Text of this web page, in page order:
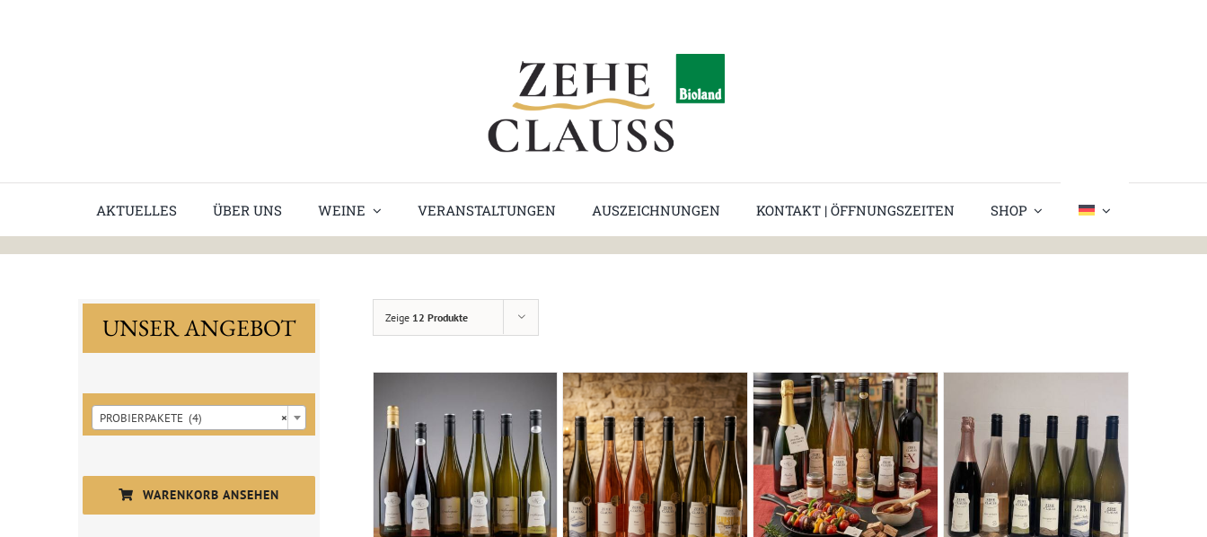
AKTUELLES ÜBER UNS WEINE VERANSTALTUNGEN AUSZEICHNUNGEN KONTAKT | ÖFFNUNGSZEITEN SHOP
Zeige 12 Produkte
UNSER ANGEBOT
×
PROBIERPAKETE (4)
WARENKORB ANSEHEN